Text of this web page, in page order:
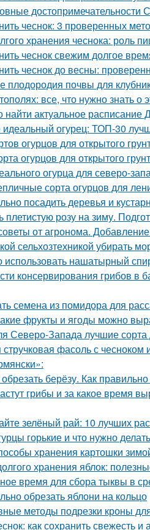
достопримечательности
чеснок: 3 проверенных
хранения чеснока: роль
чеснок свежим долгое
чеснок до весны:
плодородия почвы для
все, что нужно знать о
найти актуальное
огурец: ТОП-30
огурцов для открытого
огурцов для открытого
огурца для северо-
сорта огурцов для
посадить деревья и
плетистую розу на зиму.
от агронома.
сельхозтехникой убирать
использовать нашатырный
консервирования грибов в
семена из помидора для
фрукты и ягоды можно
Северо-Запада лучшие сорта
фасоль с
берёзу. Как правильно
грибы и за какое время
зелёный рай: 10 лучших
горькие и что нужно
хранения картошки
хранения яблок:
время для сбора тыквы в
обрезать яблони на кольцо
методы подрезки кроны
как сохранить свежесть и